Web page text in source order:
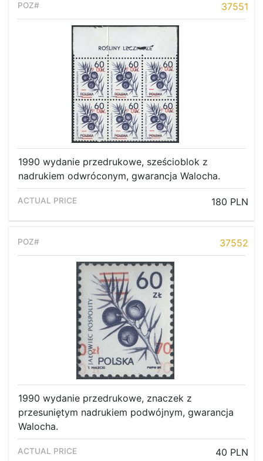
37551
1990 wydanie przedrukowe, sześcioblok z
nadrukiem odwróconym, gwarancja Walocha.
180 PLN
37552
1990 wydanie przedrukowe, znaczek z
przesuniętym nadrukiem podwójnym, gwarancja
Walocha.
40 PLN